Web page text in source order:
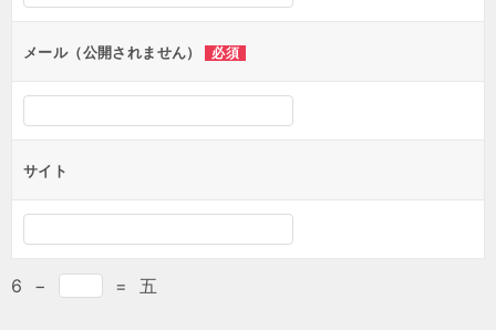
ョ
ンメール（公開されません） 必須
サイト
6 − = 五